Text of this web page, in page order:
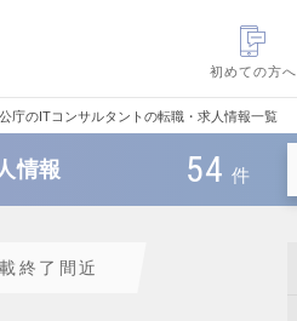
初めての方へ
庁のITコンサルタントの転職・求人情報一覧
情報 54 件
終了間近